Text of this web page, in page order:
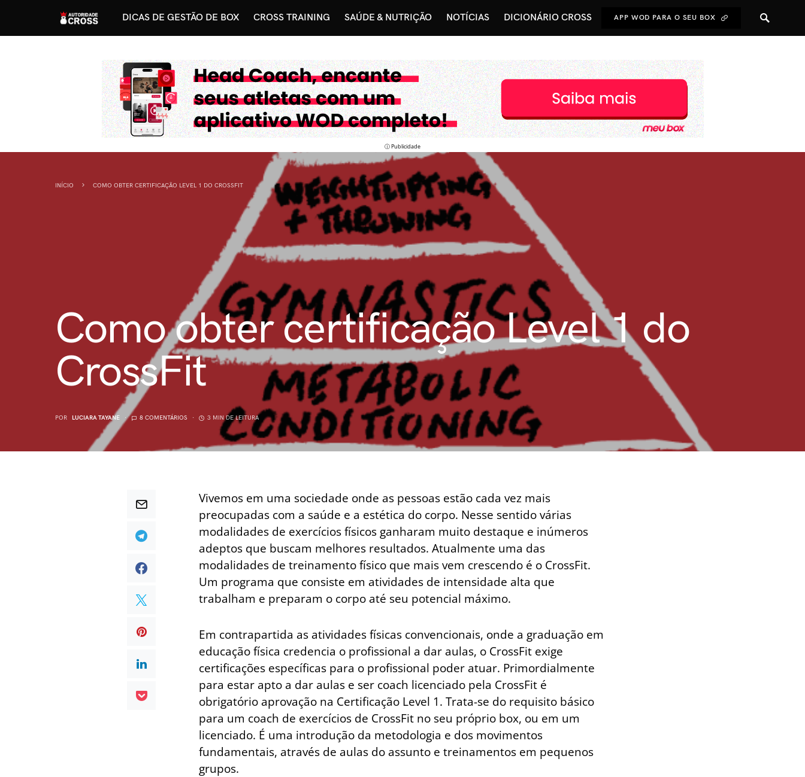
DICAS DE GESTÃO DE BOX CROSS TRAINING SAÚDE & NUTRIÇÃO NOTÍCIAS DICIONÁRIO CROSS APP WOD PARA O SEU BOX
ⓘ Publicidade
INÍCIO COMO OBTER CERTIFICAÇÃO LEVEL 1 DO CROSSFIT
Como obter certificação Level 1 do
CrossFit
POR LUCIARA TAYANE 8 COMENTÁRIOS 3 MIN DE LEITURA
Vivemos em uma sociedade onde as pessoas estão cada vez mais
preocupadas com a saúde e a estética do corpo. Nesse sentido várias
modalidades de exercícios físicos ganharam muito destaque e inúmeros
adeptos que buscam melhores resultados. Atualmente uma das
modalidades de treinamento físico que mais vem crescendo é o CrossFit.
Um programa que consiste em atividades de intensidade alta que
trabalham e preparam o corpo até seu potencial máximo.
Em contrapartida as atividades físicas convencionais, onde a graduação em
educação física credencia o profissional a dar aulas, o CrossFit exige
certificações específicas para o profissional poder atuar. Primordialmente
para estar apto a dar aulas e ser coach licenciado pela CrossFit é
obrigatório aprovação na Certificação Level 1. Trata-se do requisito básico
para um coach de exercícios de CrossFit no seu próprio box, ou em um
licenciado. É uma introdução da metodologia e dos movimentos
fundamentais, através de aulas do assunto e treinamentos em pequenos
grupos.